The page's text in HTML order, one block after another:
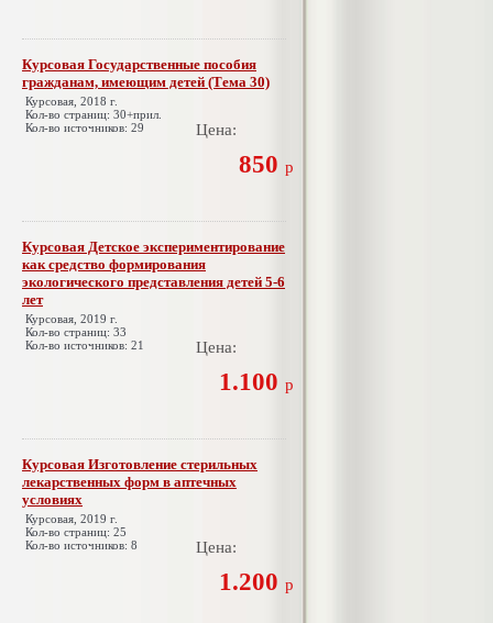
Курсовая Государственные пособия
гражданам, имеющим детей (Тема 30)
Курсовая, 2018 г.
Кол-во страниц: 30+прил.
Кол-во источников: 29
Цена:
850 р
Курсовая Детское экспериментирование
как средство формирования
экологического представления детей 5-6
лет
Курсовая, 2019 г.
Кол-во страниц: 33
Кол-во источников: 21
Цена:
1.100 р
Курсовая Изготовление стерильных
лекарственных форм в аптечных
условиях
Курсовая, 2019 г.
Кол-во страниц: 25
Кол-во источников: 8
Цена:
1.200 р